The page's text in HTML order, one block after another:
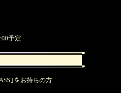
予定
｣をお持ちの方